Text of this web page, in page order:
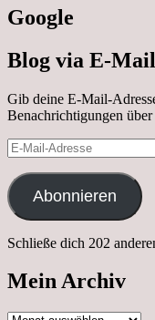
Google
Blog via E-
Gib deine E-Mail-
Benachrichtigungen
E-
Mail-
Adresse
Abonnieren
Schließe dich 202
Mein Archiv